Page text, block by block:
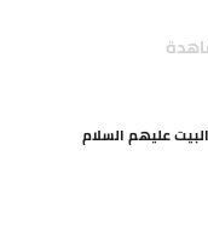
عليهم السلام